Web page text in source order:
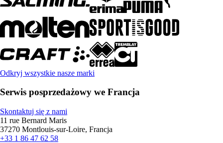
Odkryj wszystkie nasze marki
Serwis posprzedażowy we Francja
Skontaktuj się z nami
11 rue Bernard Maris
37270 Montlouis-sur-Loire, Francja
+33 1 86 47 62 58